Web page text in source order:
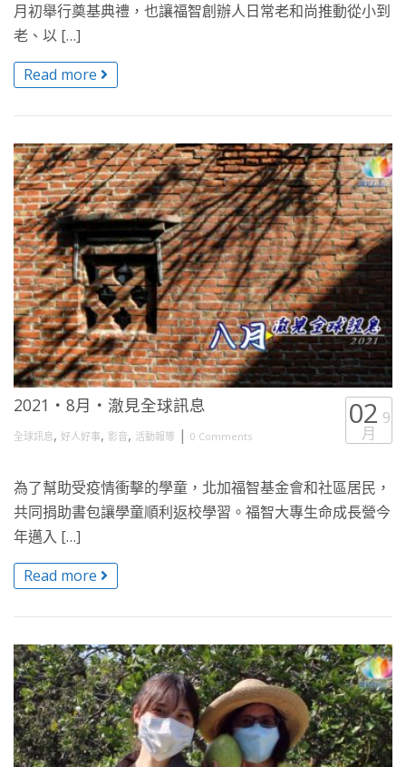
月初舉行奠基典禮，也讓福智創辦人日常老和尚推動從小到
老、以 […]
Read more
2021・8月・澈見全球訊息
全球訊息, 好人好事, 影音, 活動報導 | 0 Comments
02 9
月
為了幫助受疫情衝擊的學童，北加福智基金會和社區居民，
共同捐助書包讓學童順利返校學習。福智大專生命成長營今
年邁入 […]
Read more